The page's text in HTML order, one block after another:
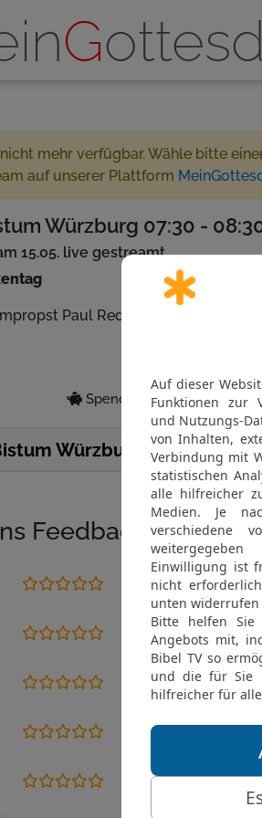
G
mehr verfügbar. Wähle bitte
auf unserer Plattform
Würzburg 07:30 -
15.05. live gestreamt
Paul Reder
Spenden für
Würzburg
Feedback geben?